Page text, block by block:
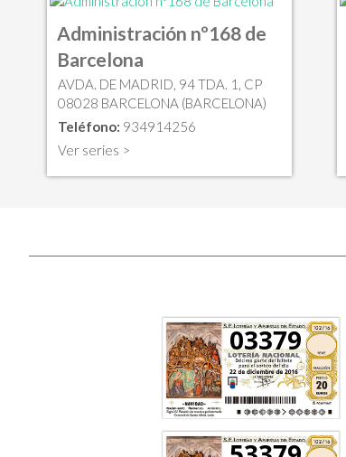
Administración nº168 de
Barcelona
AVDA. DE MADRID, 94 TDA. 1, CP
08028 BARCELONA (BARCELONA)
Teléfono: 934914256
Ver series >
03379